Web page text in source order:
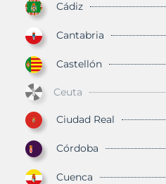
Cádiz
Cantabria
Castellón
Ceuta
Ciudad Real
Córdoba
Cuenca